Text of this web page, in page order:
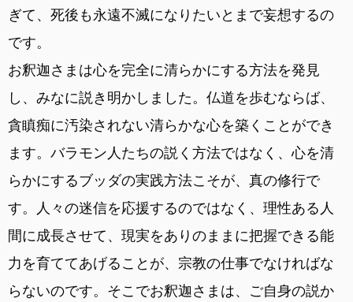
ぎて、死後も永遠不滅になりたいとまで妄想するの
です。
お釈迦さまは心を完全に清らかにする方法を発見
し、みなに説き明かしました。仏道を歩むならば、
貪瞋痴に汚染されない清らかな心を築くことができ
ます。バラモン人たちの説く方法ではなく、心を清
らかにするブッダの実践方法こそが、真の修行で
す。人々の迷信を応援するのではなく、理性ある人
間に成長させて、現実をありのままに把握できる能
力を育ててあげることが、宗教の仕事でなければな
らないのです。そこでお釈迦さまは、ご自身の説か